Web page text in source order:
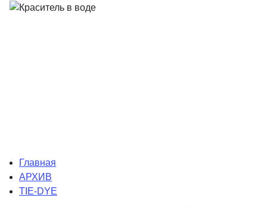
Главная
АРХИВ
TIE-DYE